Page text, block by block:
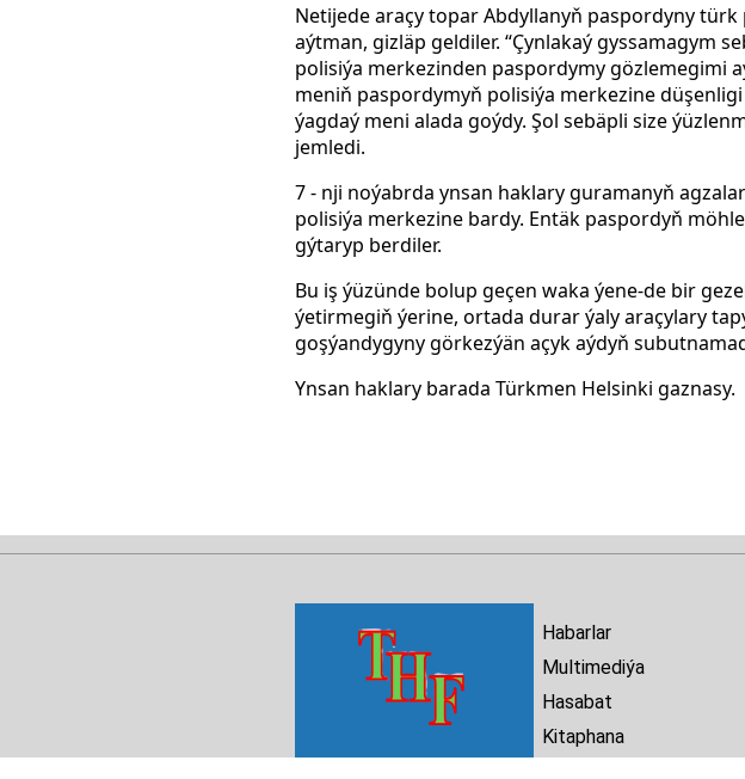
Netijede araçy topar Abdyllanyň paspordyny
aýtman, gizläp geldiler. “Çynlakaý gyssamagym
polisiýa merkezinden paspordymy gözlemegimi
meniň paspordymyň polisiýa merkezine
ýagdaý meni alada goýdy. Şol sebäpli size
jemledi.
7 - nji noýabrda ynsan haklary guramanyň
polisiýa merkezine bardy. Entäk paspordyň
gýtaryp berdiler.
Bu iş ýüzünde bolup geçen waka ýene-de bir
ýetirmegiň ýerine, ortada durar ýaly araçylary
goşýandygynygörkezýän açyk aýdyň
Ynsan haklary barada Türkmen Helsinki gaznasy.
Habarlar
Multimediýa
Hasabat
Kitaphana